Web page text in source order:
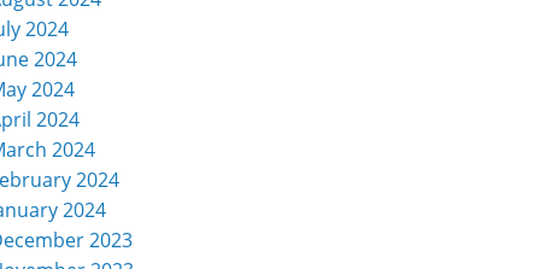
2024
2024
2024
2024
2024
2024
2024
2023